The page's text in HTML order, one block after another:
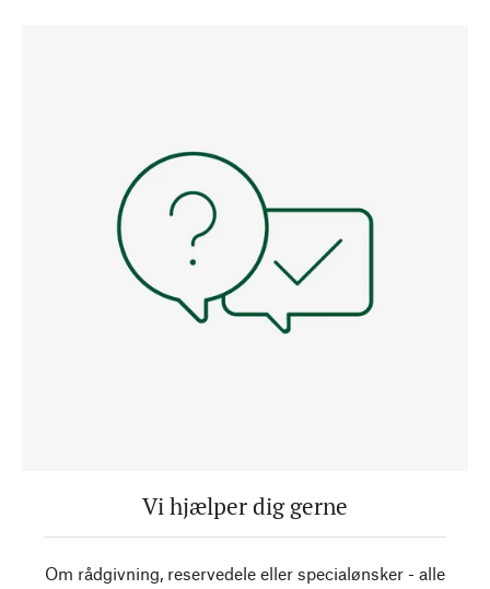
Vi hjælper dig gerne
Om rådgivning, reservedele eller specialønsker - alle